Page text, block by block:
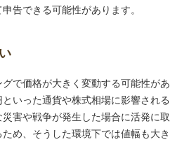
告できる可能性があります。
で価格が大きく変動する可能性があ
いった通貨や株式相場に影響される
害や戦争が発生した場合に活発に取
め、そうした環境下では値幅も大き